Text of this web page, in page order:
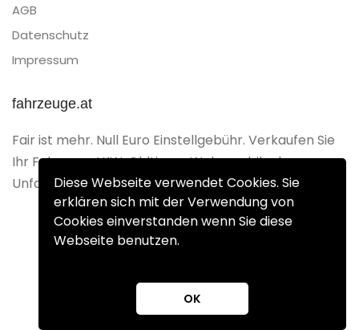
Diese Webseite verwendet Cookies. Sie
erklären sich mit der Verwendung von
Cookies einverstanden wenn Sie diese
Webseite benutzen.
OK
AGB
Datenschutz
Impressum
fahrzeuge.at
Fair ist mehr. Null Euro Einstellgebühr. Verkaufen Sie
Ihr Fahrzeug, LKW, Oldtimer, Wohnmobil oder
Unfallfahrzeug Gebührenfrei.